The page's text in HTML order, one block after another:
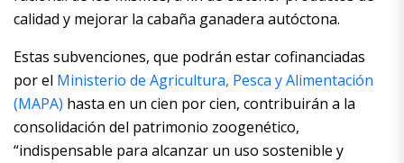
calidad y mejorar la cabaña ganadera autóctona.
Estas subvenciones, que podrán estar cofinanciadas
por el Ministerio de Agricultura, Pesca y Alimentación
(MAPA) hasta en un cien por cien, contribuirán a la
consolidación del patrimonio zoogenético,
“indispensable para alcanzar un uso sostenible y